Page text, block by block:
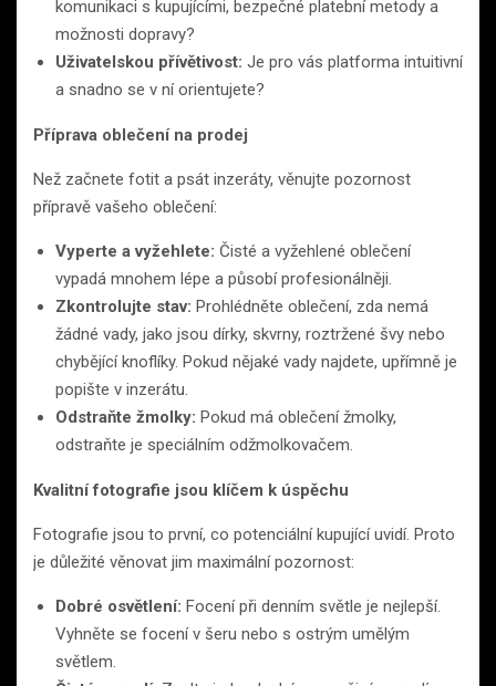
komunikaci s kupujícími, bezpečné platební metody a
možnosti dopravy?
Uživatelskou přívětivost: Je pro vás platforma intuitivní
a snadno se v ní orientujete?
Příprava oblečení na prodej
Než začnete fotit a psát inzeráty, věnujte pozornost
přípravě vašeho oblečení:
Vyperte a vyžehlete: Čisté a vyžehlené oblečení
vypadá mnohem lépe a působí profesionálněji.
Zkontrolujte stav: Prohlédněte oblečení, zda nemá
žádné vady, jako jsou dírky, skvrny, roztržené švy nebo
chybějící knoflíky. Pokud nějaké vady najdete, upřímně je
popište v inzerátu.
Odstraňte žmolky: Pokud má oblečení žmolky,
odstraňte je speciálním odžmolkovačem.
Kvalitní fotografie jsou klíčem k úspěchu
Fotografie jsou to první, co potenciální kupující uvidí. Proto
je důležité věnovat jim maximální pozornost:
Dobré osvětlení: Focení při denním světle je nejlepší.
Vyhněte se focení v šeru nebo s ostrým umělým
světlem.